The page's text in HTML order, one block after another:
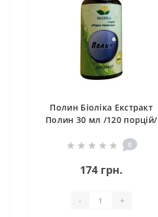
Полин Біоліка Екстракт
Полин 30 мл /120 порцій/
0
174 грн.
- +